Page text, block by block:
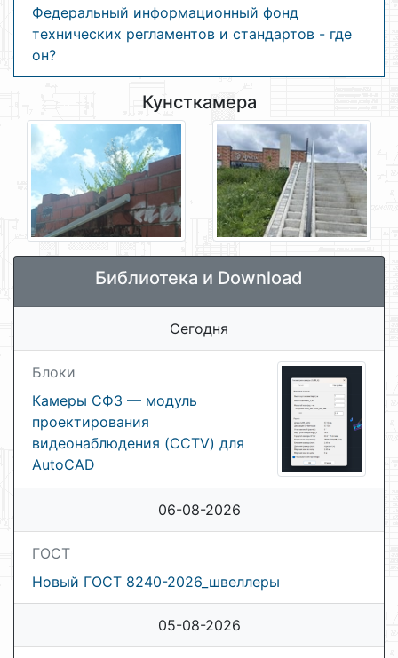
Федеральный информационный фонд
технических регламентов и стандартов - где
он?
Кунсткамера
Библиотека и Download
Сегодня
Блоки
Камеры СФЗ — модуль
проектирования
видеонаблюдения (CCTV) для
AutoCAD
06-08-2026
ГОСТ
Новый ГОСТ 8240-2026_швеллеры
05-08-2026